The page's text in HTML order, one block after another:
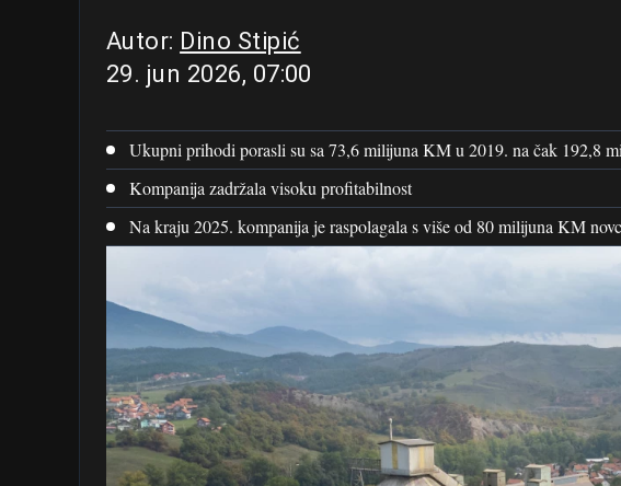
Autor: Dino Stipić
29. jun 2026, 07:00
Ukupni prihodi porasli su sa 73,6 milijuna KM u 2019. na čak 192,8
Kompanija zadržala visoku profitabilnost
Na kraju 2025. kompanija je raspolagala s više od 80 milijuna KM